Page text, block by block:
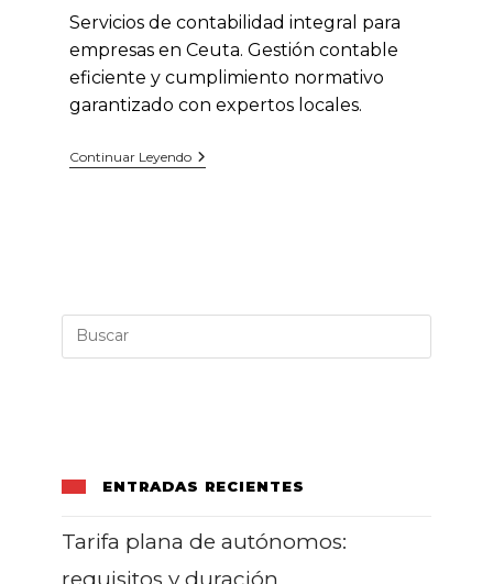
entrada:
Servicios de contabilidad integral para
empresas en Ceuta. Gestión contable
eficiente y cumplimiento normativo
garantizado con expertos locales.
Continuar LeyendoContabilidad
De
Confianza
ENTRADAS RECIENTES
Tarifa plana de autónomos:
requisitos y duración